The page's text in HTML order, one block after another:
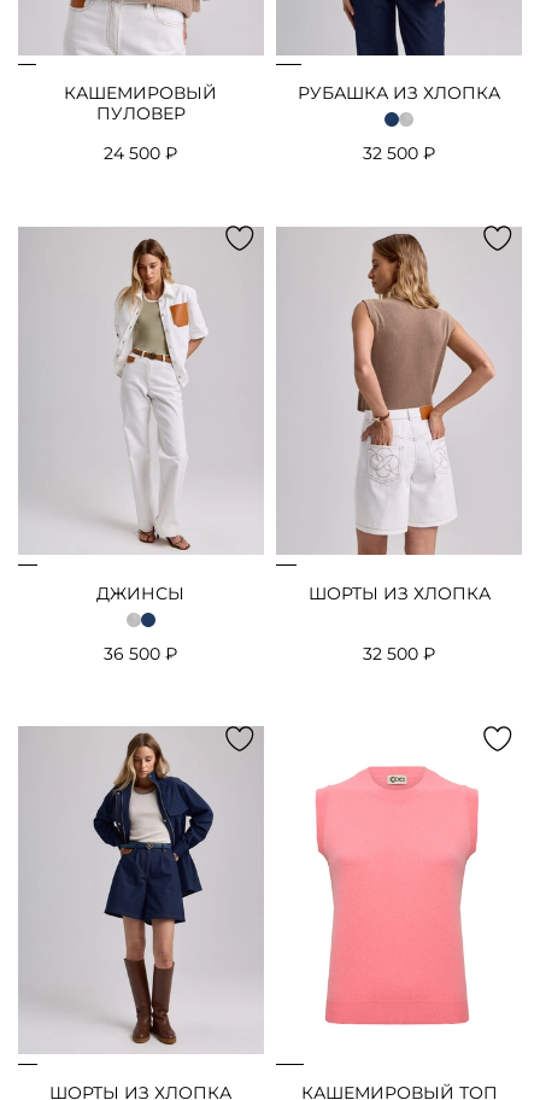
КАШЕМИРОВЫЙ
ПУЛОВЕР
24 500 ₽
РУБАШКА ИЗ ХЛОПКА
32 500 ₽
ДЖИНСЫ
36 500 ₽
ШОРТЫ ИЗ ХЛОПКА
32 500 ₽
ШОРТЫ ИЗ ХЛОПКА КАШЕМИРОВЫЙ ТОП